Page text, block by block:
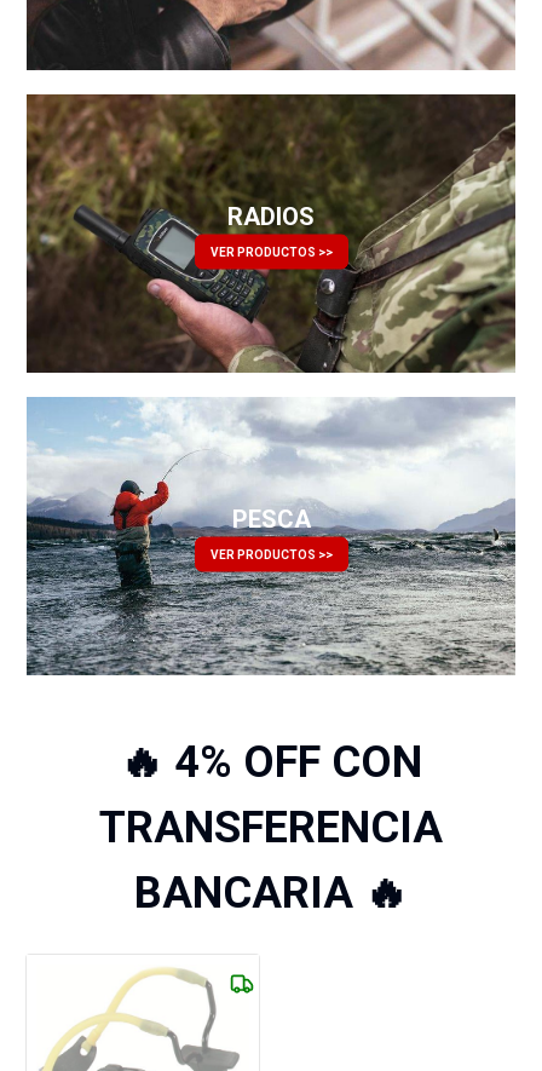
RADIOS
VER PRODUCTOS >>
PESCA
VER PRODUCTOS >>
🔥 4% OFF CON
TRANSFERENCIA
BANCARIA 🔥